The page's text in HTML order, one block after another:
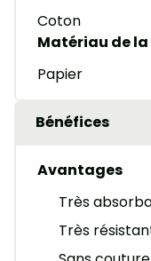
Coton
Matériau de
Papier
Bénéfices
Avantages
Très
Très